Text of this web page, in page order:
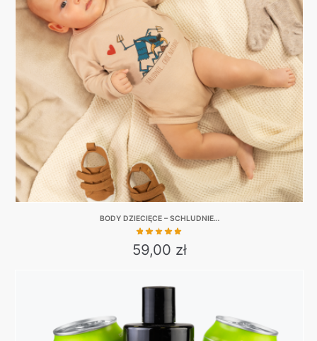
BODY DZIECIĘCE – SCHLUDNIE…
59,00 zł
product
multiple
variants.